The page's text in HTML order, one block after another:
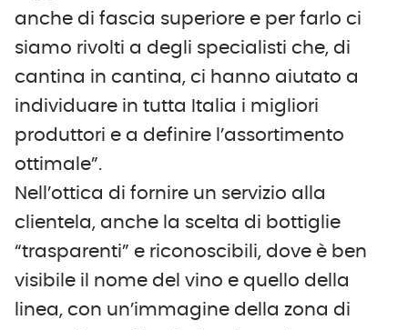
anche di fascia superiore e per farlo ci
siamo rivolti a degli specialisti che, di
cantina in cantina, ci hanno aiutato a
individuare in tutta Italia i migliori
produttori e a definire l’assortimento
ottimale”.
Nell’ottica di fornire un servizio alla
clientela, anche la scelta di bottiglie
“trasparenti” e riconoscibili, dove è ben
visibile il nome del vino e quello della
linea, con un’immagine della zona di